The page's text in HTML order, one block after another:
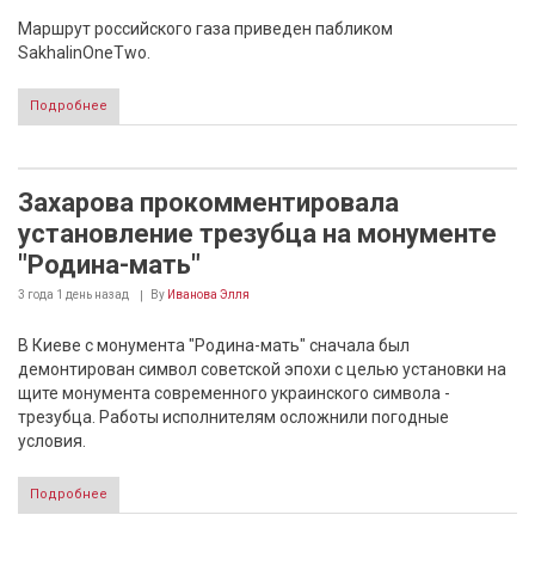
Маршрут российского газа приведен пабликом
SakhalinOneTwo.
Подробнее
Захарова прокомментировала
установление трезубца на монументе
"Родина-мать"
3 года 1 день назад By Иванова Элля
В Киеве с монумента "Родина-мать" сначала был
демонтирован символ советской эпохи с целью установки на
щите монумента современного украинского символа -
трезубца. Работы исполнителям осложнили погодные
условия.
Подробнее